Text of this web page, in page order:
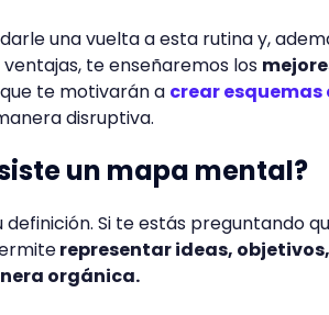
una vuelta a esta rutina y,
te enseñaremos los
que te motivarán a crear
disruptiva.
un mapa mental?
Si te estás preguntando
representar ideas,
orgánica.